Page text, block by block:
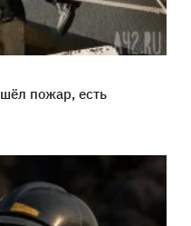
пожар, есть